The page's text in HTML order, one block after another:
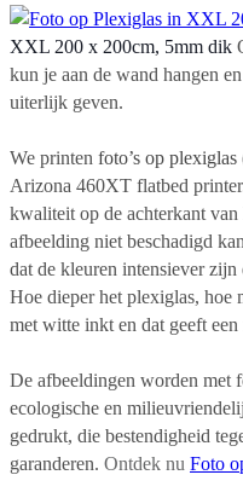
XXL 200 x 200cm, 5mm dik
kun je aan de wand hangen
uiterlijk geven.
We printen foto’s op plexiglas
Arizona 460XT flatbed
kwaliteit op de achterkant
afbeelding niet beschadigd
dat de kleuren intensiever zijn
Hoe dieper het plexiglas, hoe
met witte inkt en dat geeft een
De afbeeldingen worden met
ecologische en
gedrukt, die bestendigheid
garanderen. Ontdek nu Foto